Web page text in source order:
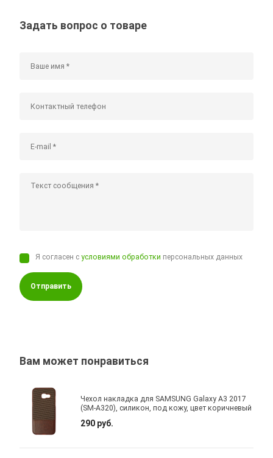
Задать вопрос о товаре
Я согласен сусловиями обработки персональных данных
Отправить
Вам может понравиться
Чехол накладка для SAMSUNG Galaxy A3 2017
(SM-A320), силикон, под кожу, цвет коричневый
290 руб.